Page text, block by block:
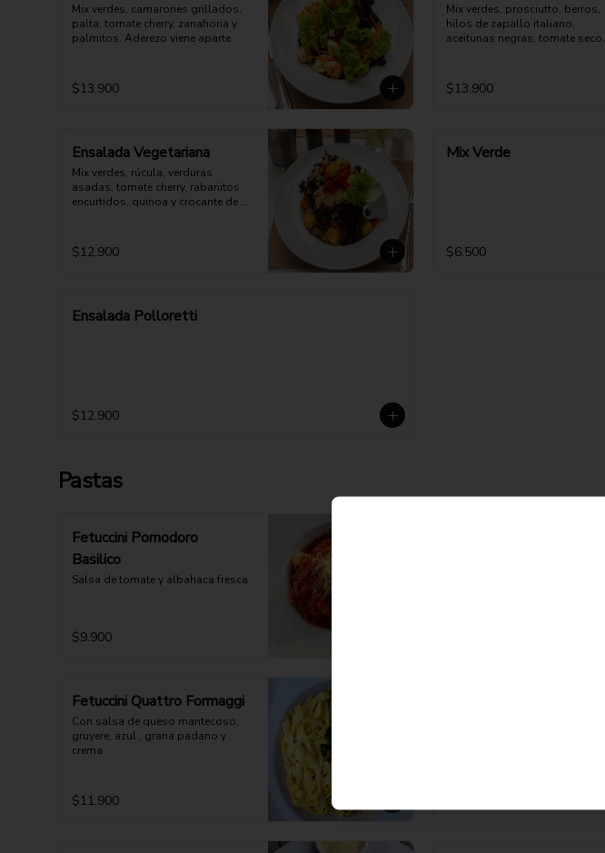
Mix verdes, camarones grillados,
palta, tomate cherry, zanahoria y
palmitos. Aderezo viene aparte
$13.900
Mix verdes, prosciutto, berros,
hilos de zapallo italiano,
aceitunas negras, tomate seco,
$13.900
Ensalada Vegetariana
Mix verdes, rúcula, verduras
asadas, tomate cherry, rabanitos
encurtidos, quinoa y crocante de
$12.900
Mix Verde
$6.500
Ensalada Polloretti
$12.900
Pastas
Fetuccini Pomodoro
Basilico
Salsa de tomate y albahaca fresca
$9.900
Fetuccini Quattro Formaggi
Con salsa de queso mantecoso,
gruyere, azul , grana padano y
crema.
$11.900